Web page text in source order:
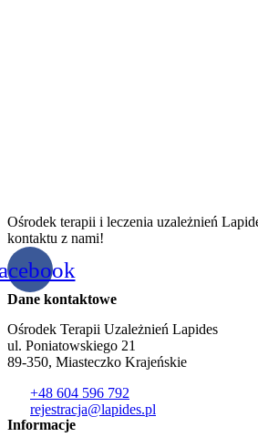
Ośrodek terapii i leczenia uzależnień
kontaktu z nami!
Dane kontaktowe
Ośrodek Terapii Uzależnień Lapides
ul. Poniatowskiego 21
89-350, Miasteczko Krajeńskie
+48 604 596 792
rejestracja@lapides.pl
Informacje